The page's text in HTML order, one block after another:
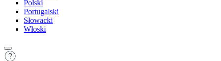
Polski
Portugalski
Słowacki
Włoski